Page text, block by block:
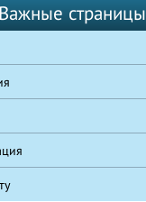
Важные страницы